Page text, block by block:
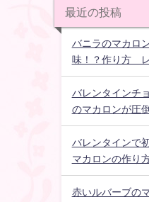
最近の投稿
バニラのマカロ
味！？作り方
バレンタインチ
のマカロンが圧
バレンタインで
マカロンの作り
赤いルバーブの